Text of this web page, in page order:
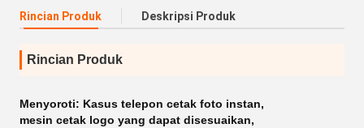
Rincian Produk Deskripsi Produk
Rincian Produk
Menyoroti: Kasus telepon cetak foto instan,
mesin cetak logo yang dapat disesuaikan,